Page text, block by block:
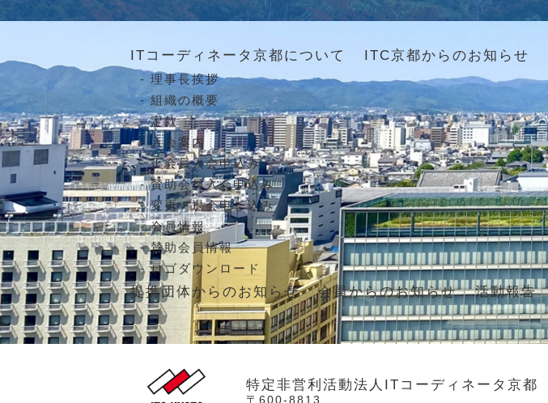
ITコーディネータ京都について
理事長挨拶
組織の概要
定款
入会案内
正会員入会申込み
賛助会員入会申込み
変更・退会申し込み
会員情報
賛助会員情報
ロゴダウンロード
ITC京都からのお知らせ
提携団体からのお知らせ 会員からのお知らせ 活動報告
特定非営利活動法人ITコーディネータ京都
〒600-8813